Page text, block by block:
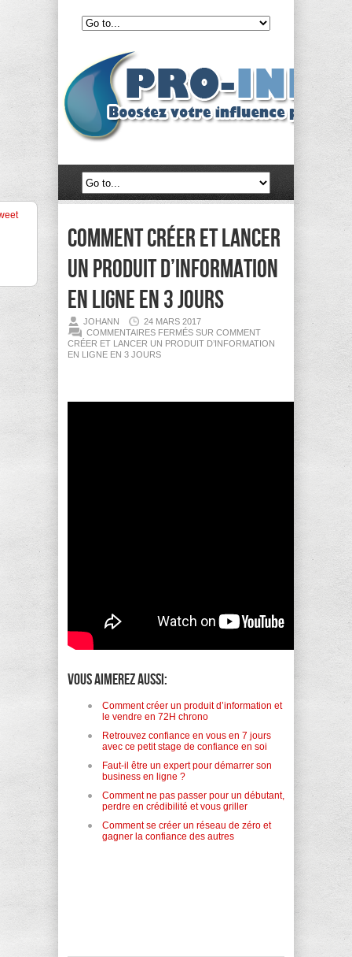
Comment créer et lancer
un produit d’information
en ligne en 3 jours
JOHANN
24 MARS 2017
COMMENTAIRES FERMÉS SUR COMMENT
CRÉER ET LANCER UN PRODUIT D’INFORMATION
EN LIGNE EN 3 JOURS
Vous aimerez aussi:
Comment créer un produit d’information et
le vendre en 72H chrono
Retrouvez confiance en vous en 7 jours
avec ce petit stage de confiance en soi
Faut-il être un expert pour démarrer son
business en ligne ?
Comment ne pas passer pour un débutant,
perdre en crédibilité et vous griller
Comment se créer un réseau de zéro et
gagner la confiance des autres